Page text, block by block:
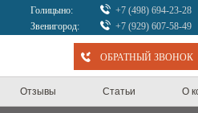
Голицыно:
+7 (498) 694-23-28
Звенигород:
+7 (929) 607-58-49
ОБРАТНЫЙ ЗВОНОК
Отзывы Статьи О